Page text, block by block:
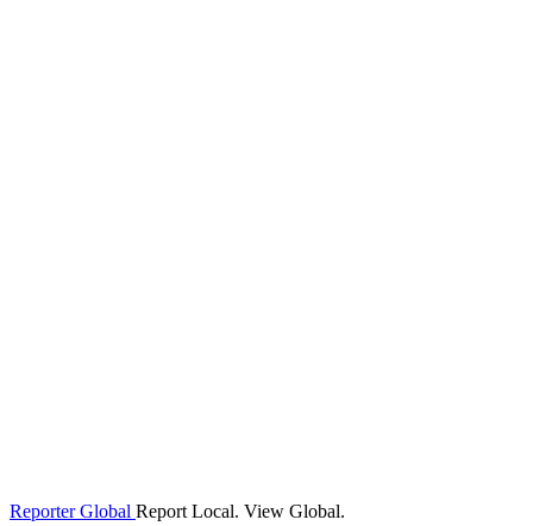
Reporter Global Report Local. View Global.